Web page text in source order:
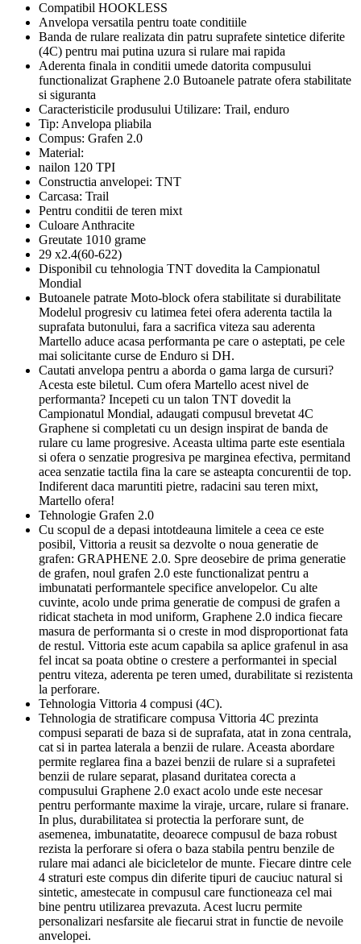
Compatibil HOOKLESS
Anvelopa versatila pentru toate conditiile
Banda de rulare realizata din patru suprafete sintetice diferite
(4C) pentru mai putina uzura si rulare mai rapida
Aderenta finala in conditii umede datorita compusului
functionalizat Graphene 2.0 Butoanele patrate ofera stabilitate
si siguranta
Caracteristicile produsului Utilizare: Trail, enduro
Tip: Anvelopa pliabila
Compus: Grafen 2.0
Material:
nailon 120 TPI
Constructia anvelopei: TNT
Carcasa: Trail
Pentru conditii de teren mixt
Culoare Anthracite
Greutate 1010 grame
29 x2.4(60-622)
Disponibil cu tehnologia TNT dovedita la Campionatul
Mondial
Butoanele patrate Moto-block ofera stabilitate si durabilitate
Modelul progresiv cu latimea fetei ofera aderenta tactila la
suprafata butonului, fara a sacrifica viteza sau aderenta
Martello aduce acasa performanta pe care o asteptati, pe cele
mai solicitante curse de Enduro si DH.
Cautati anvelopa pentru a aborda o gama larga de cursuri?
Acesta este biletul. Cum ofera Martello acest nivel de
performanta? Incepeti cu un talon TNT dovedit la
Campionatul Mondial, adaugati compusul brevetat 4C
Graphene si completati cu un design inspirat de banda de
rulare cu lame progresive. Aceasta ultima parte este esentiala
si ofera o senzatie progresiva pe marginea efectiva, permitand
acea senzatie tactila fina la care se asteapta concurentii de top.
Indiferent daca maruntiti pietre, radacini sau teren mixt,
Martello ofera!
Tehnologie Grafen 2.0
Cu scopul de a depasi intotdeauna limitele a ceea ce este
posibil, Vittoria a reusit sa dezvolte o noua generatie de
grafen: GRAPHENE 2.0. Spre deosebire de prima generatie
de grafen, noul grafen 2.0 este functionalizat pentru a
imbunatati performantele specifice anvelopelor. Cu alte
cuvinte, acolo unde prima generatie de compusi de grafen a
ridicat stacheta in mod uniform, Graphene 2.0 indica fiecare
masura de performanta si o creste in mod disproportionat fata
de restul. Vittoria este acum capabila sa aplice grafenul in asa
fel incat sa poata obtine o crestere a performantei in special
pentru viteza, aderenta pe teren umed, durabilitate si rezistenta
la perforare.
Tehnologia Vittoria 4 compusi (4C).
Tehnologia de stratificare compusa Vittoria 4C prezinta
compusi separati de baza si de suprafata, atat in zona centrala,
cat si in partea laterala a benzii de rulare. Aceasta abordare
permite reglarea fina a bazei benzii de rulare si a suprafetei
benzii de rulare separat, plasand duritatea corecta a
compusului Graphene 2.0 exact acolo unde este necesar
pentru performante maxime la viraje, urcare, rulare si franare.
In plus, durabilitatea si protectia la perforare sunt, de
asemenea, imbunatatite, deoarece compusul de baza robust
rezista la perforare si ofera o baza stabila pentru benzile de
rulare mai adanci ale bicicletelor de munte. Fiecare dintre cele
4 straturi este compus din diferite tipuri de cauciuc natural si
sintetic, amestecate in compusul care functioneaza cel mai
bine pentru utilizarea prevazuta. Acest lucru permite
personalizari nesfarsite ale fiecarui strat in functie de nevoile
anvelopei.